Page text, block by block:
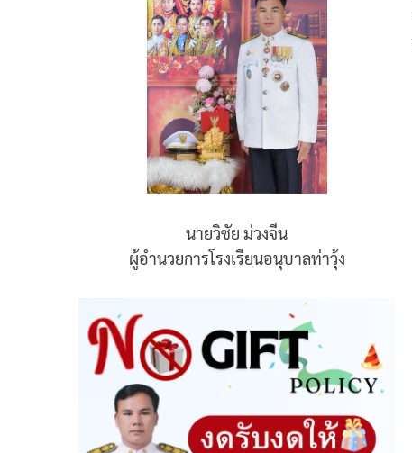
นายวิชัย ม่วงจีน
ผู้อำนวยการโรงเรียนอนุบาลท่าวุ้ง